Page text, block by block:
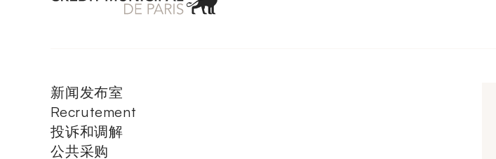
新闻发布室
Recrutement
投诉和调解
公共采购